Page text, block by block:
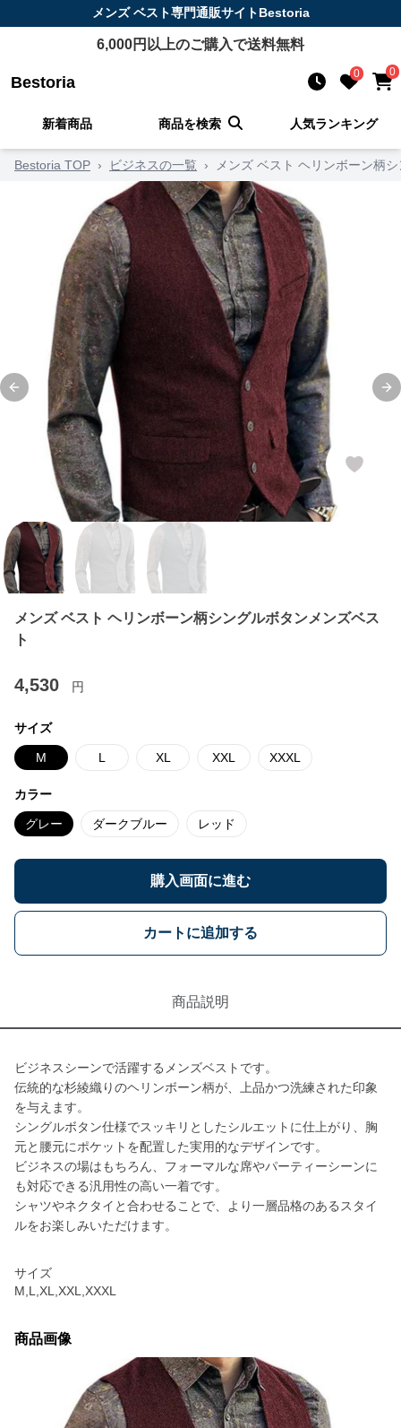
メンズ ベスト専門通販サイトBestoria
6,000円以上のご購入で送料無料
Bestoria 0 0
新着商品 商品を検索 人気ランキング
Bestoria TOP › ビジネスの一覧 › メンズ ベスト ヘリンボーン柄
Previous slide
メンズ ベスト ヘリンボーン柄シングルボタンメンズベス
ト
4,530 円
サイズ
M L XL XXL XXXL
カラー
グレー ダークブルー レッド
購入画面に進む
カートに追加する
商品説明
ビジネスシーンで活躍するメンズベストです。
伝統的な杉綾織りのヘリンボーン柄が、上品かつ洗練された印象
を与えます。
シングルボタン仕様でスッキリとしたシルエットに仕上がり、胸
元と腰元にポケットを配置した実用的なデザインです。
ビジネスの場はもちろん、フォーマルな席やパーティーシーンに
も対応できる汎用性の高い一着です。
シャツやネクタイと合わせることで、より一層品格のあるスタイ
ルをお楽しみいただけます。
サイズ
M,L,XL,XXL,XXXL
商品画像